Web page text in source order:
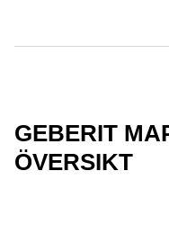
GEBERIT
ÖVERSIKT